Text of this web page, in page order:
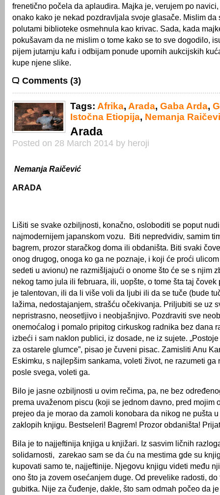
frenetično počela da aplaudira. Majka je, verujem po
onako kako je nekad pozdravljala svoje glasače. Mislim da
polutami biblioteke osmehnula kao krivac. Sada, kada
pokušavam da ne mislim o tome kako se to sve dogodilo,
pijem jutarnju kafu i odbijam ponude upornih aukcijskih
kupe njene slike.
Comments (3)
Tags: Afrika, Arada, Gaba Arda,
Istočna Etiopija, Nemanja
Arada
Posted on 28 March 2014 by heroji
Nemanja Raičević
ARADA
Lišiti se svake ozbiljnosti, konačno, osloboditi se poput
najmodernijem japanskom vozu. Biti nepredvidiv, samim
bagrem, prozor staračkog doma ili obdaništa. Biti svaki
onog drugog, onoga ko ga ne poznaje, i koji će proći
sedeti u avionu) ne razmišljajući o onome što će se s njim
nekog tamo jula ili februara, ili, uopšte, o tome šta taj
je talentovan, ili da li više voli da ljubi ili da se tuče (bude
lažima, nedostajanjem, strašću očekivanja. Priljubiti se uz
nepristrasno, neosetljivo i neobjašnjivo. Pozdraviti sve
onemoćalog i pomalo pripitog cirkuskog radnika bez dana
izbeći i sam naklon publici, iz dosade, ne iz sujete.
za ostarele glumce”, pisao je čuveni pisac. Zamisliti Anu
Eskimku, s najlepšim sankama, voleti život, ne razumeti ga
posle svega, voleti ga.
Bilo je jasne ozbiljnosti u ovim rečima, pa, ne bez
prema uvaženom piscu (koji se jednom davno, pred mojim
prejeo da je morao da zamoli konobara da nikog ne pušta
zaklopih knjigu. Bestseleri! Bagrem! Prozor obdaništa!
Bila je to najjeftinija knjiga u knjižari. Iz sasvim ličnih
solidarnosti, zarekao sam se da ću na mestima gde su
kupovati samo te, najjeftinije. Njegovu knjigu videti među
ono što ja zovem osećanjem duge. Od prevelike radosti,
gubitka. Nije za čuđenje, dakle, što sam odmah počeo da